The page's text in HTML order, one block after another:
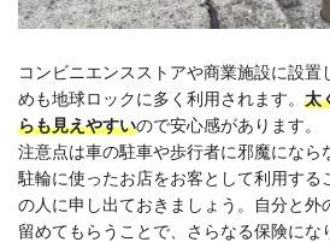
コンビニエンスストアや商業施設に設置
めも地球ロックに多く利用されます。 太
らも見えやすいので安心感があります。
注意点は車の駐車や歩行者に邪魔になら
駐輪に使ったお店をお客として利用する
の人に申し出ておきましょう。自分と外
留めてもらうことで、さらなる保険にな